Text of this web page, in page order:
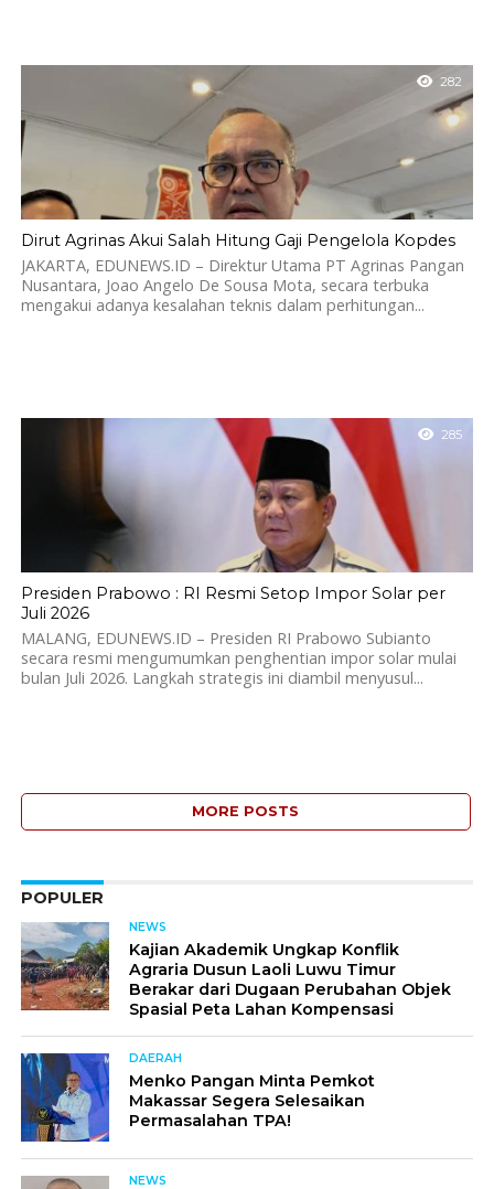
282
Dirut Agrinas Akui Salah Hitung Gaji Pengelola Kopdes
JAKARTA, EDUNEWS.ID – Direktur Utama PT Agrinas Pangan
Nusantara, Joao Angelo De Sousa Mota, secara terbuka
mengakui adanya kesalahan teknis dalam perhitungan...
285
Presiden Prabowo : RI Resmi Setop Impor Solar per
Juli 2026
MALANG, EDUNEWS.ID – Presiden RI Prabowo Subianto
secara resmi mengumumkan penghentian impor solar mulai
bulan Juli 2026. Langkah strategis ini diambil menyusul...
MORE POSTS
POPULER
NEWS
Kajian Akademik Ungkap Konflik
Agraria Dusun Laoli Luwu Timur
Berakar dari Dugaan Perubahan Objek
Spasial Peta Lahan Kompensasi
DAERAH
Menko Pangan Minta Pemkot
Makassar Segera Selesaikan
Permasalahan TPA!
NEWS